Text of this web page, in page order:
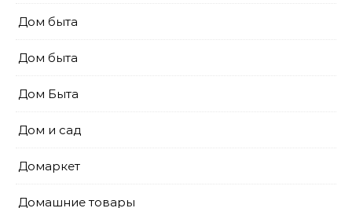
Дом быта
Дом быта
Дом Быта
Дом и сад
Домаркет
Домашние товары